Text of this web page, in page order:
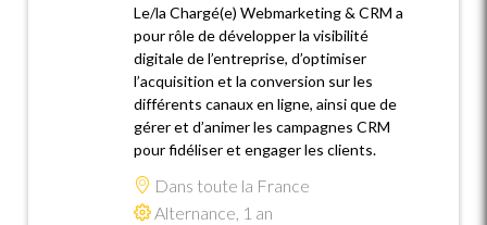
Le/la Chargé(e) Webmarketing & CRM a
pour rôle de développer la visibilité
digitale de l’entreprise, d’optimiser
l’acquisition et la conversion sur les
différents canaux en ligne, ainsi que de
gérer et d’animer les campagnes CRM
pour fidéliser et engager les clients.
Dans toute la France
Alternance, 1 an